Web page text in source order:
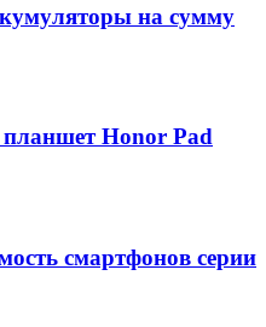
на сумму
Honor Pad
смартфонов серии